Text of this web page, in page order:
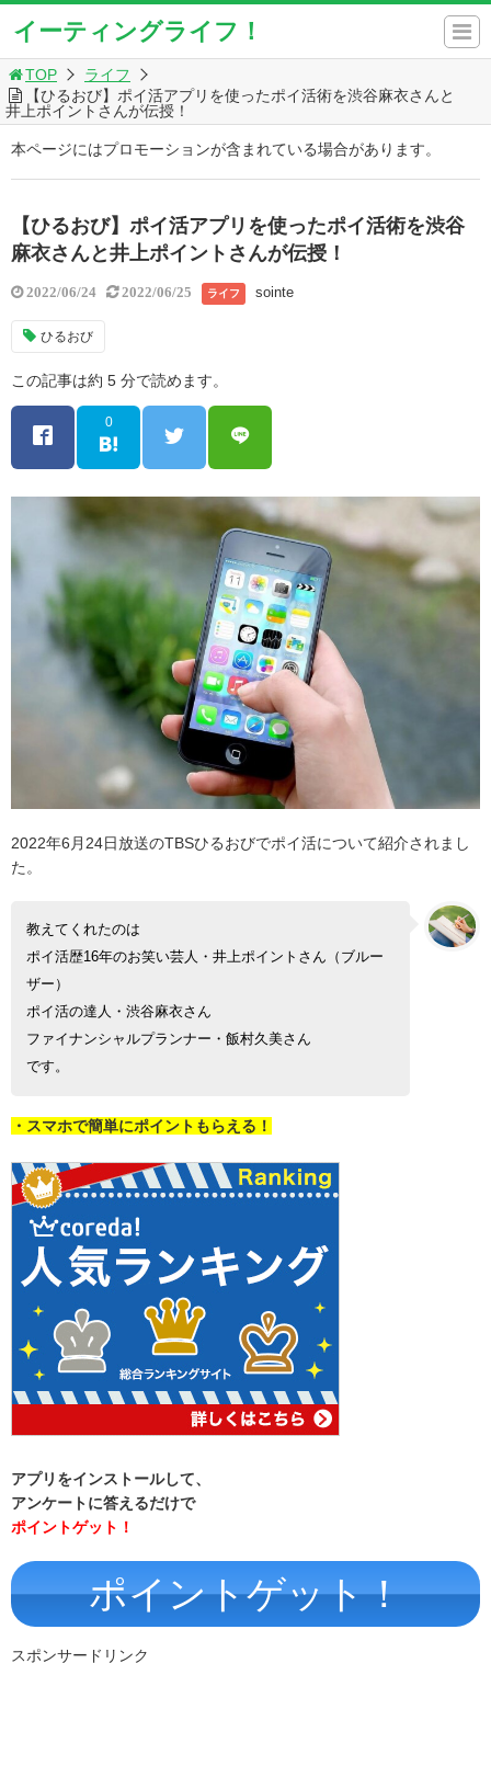
イーティングライフ！
TOP
ライフ
【ひるおび】ポイ活アプリを使ったポイ活術を渋谷麻衣さんと
井上ポイントさんが伝授！
本ページにはプロモーションが含まれている場合があります。
【ひるおび】ポイ活アプリを使ったポイ活術を渋谷
麻衣さんと井上ポイントさんが伝授！
2022/06/24 2022/06/25 ライフ sointe
ひるおび
この記事は約 5 分で読めます。
0
2022年6月24日放送のTBSひるおびでポイ活について紹介されまし
た。
教えてくれたのは
ポイ活歴16年のお笑い芸人・井上ポイントさん（ブルー
ザー）
ポイ活の達人・渋谷麻衣さん
ファイナンシャルプランナー・飯村久美さん
です。
・スマホで簡単にポイントもらえる！
アプリをインストールして、
アンケートに答えるだけで
ポイントゲット！
ポイントゲット！
スポンサードリンク